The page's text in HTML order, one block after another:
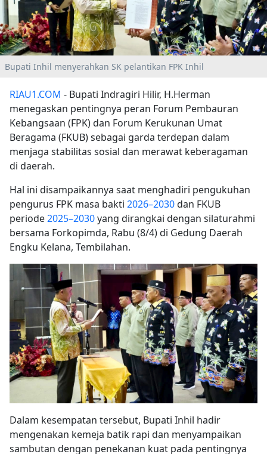
Bupati Inhil menyerahkan SK pelantikan FPK Inhil
RIAU1.COM - Bupati Indragiri Hilir, H.Herman
menegaskan pentingnya peran Forum Pembauran
Kebangsaan (FPK) dan Forum Kerukunan Umat
Beragama (FKUB) sebagai garda terdepan dalam
menjaga stabilitas sosial dan merawat keberagaman
di daerah.
Hal ini disampaikannya saat menghadiri pengukuhan
pengurus FPK masa bakti 2026–2030dan FKUB
periode2025–2030yang dirangkai dengan silaturahmi
bersama Forkopimda, Rabu (8/4) di Gedung Daerah
Engku Kelana, Tembilahan.
Dalam kesempatan tersebut, Bupati Inhil hadir
mengenakan kemeja batik rapi dan menyampaikan
sambutan dengan penekanan kuat pada pentingnya